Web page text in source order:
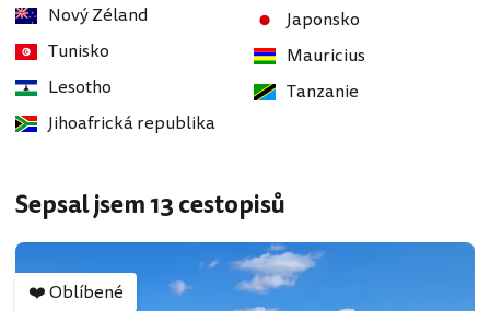
Nový Zéland
Tunisko
Lesotho
Jihoafrická republika
Japonsko
Mauricius
Tanzanie
Sepsal jsem 13 cestopisů
❤️Oblíbené